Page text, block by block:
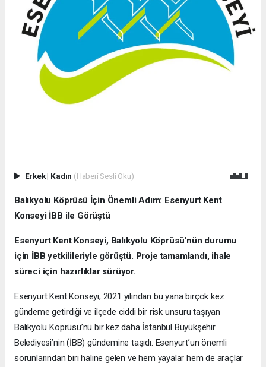
Erkek| Kadın (Haberi Sesli Oku)
Balıkyolu Köprüsü İçin Önemli Adım: Esenyurt Kent
Konseyi İBB ile Görüştü
Esenyurt Kent Konseyi, Balıkyolu Köprüsü'nün durumu
için İBB yetkilileriyle görüştü. Proje tamamlandı, ihale
süreci için hazırlıklar sürüyor.
Esenyurt Kent Konseyi, 2021 yılından bu yana birçok kez
gündeme getirdiği ve ilçede ciddi bir risk unsuru taşıyan
Balıkyolu Köprüsü’nü bir kez daha İstanbul Büyükşehir
Belediyesi’nin (İBB) gündemine taşıdı. Esenyurt’un önemli
sorunlarından biri haline gelen ve hem yayalar hem de araçlar